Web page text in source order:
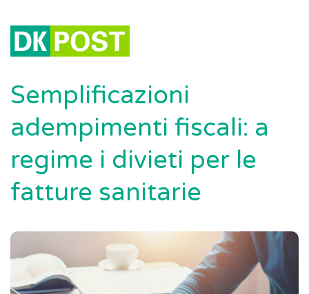
Semplificazioni
adempimenti fiscali: a
regime i divieti per le
fatture sanitarie